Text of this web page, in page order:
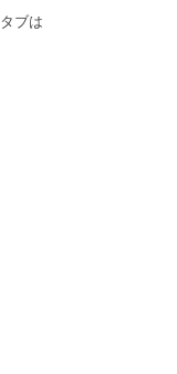
ブは